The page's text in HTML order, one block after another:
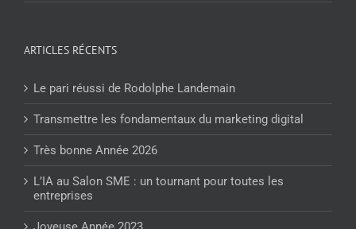
ARTICLES RÉCENTS
Le pari réussi de Rodolphe Landemain
Transmettre les fondamentaux du marketing digital
Très bonne Année 2026
L’IA au Salon SME : un tournant pour toutes les
entreprises